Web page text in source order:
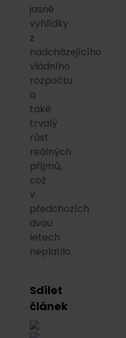
jasné
vyhlídky
z
nadcházejícího
vládního
rozpočtu
a
také
trvalý
růst
reálných
příjmů,
což
v
předchozích
dvou
letech
neplatilo.
Sdílet
článek